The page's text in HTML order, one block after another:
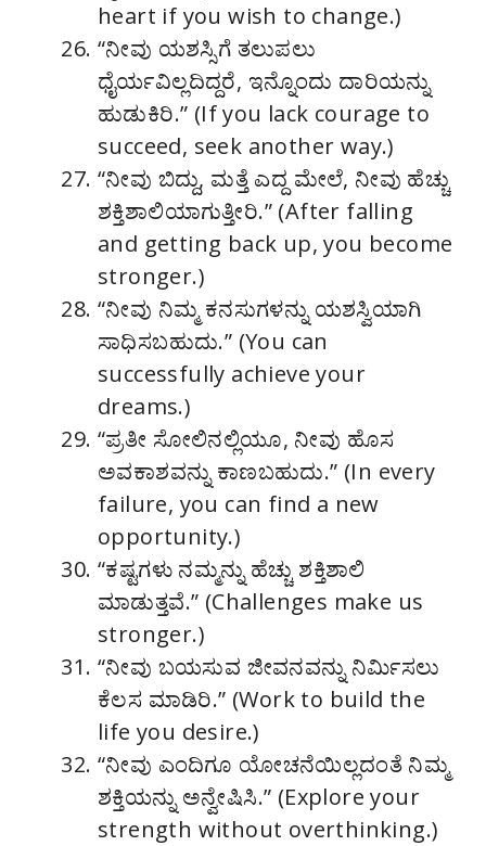
heart if you wish to change.)
“ನೀವು ಯಶಸ್ಸಿಗೆ ತಲುಪಲು
ಧೈರ್ಯವಿಲ್ಲದಿದ್ದರೆ, ಇನ್ನೊಂದು ದಾರಿಯನ್ನು
ಹುಡುಕಿರಿ.” (If you lack courage to
succeed, seek another way.)
“ನೀವು ಬಿದ್ದು, ಮತ್ತೆ ಎದ್ದ ಮೇಲೆ, ನೀವು ಹೆಚ್ಚು
ಶಕ್ತಿಶಾಲಿಯಾಗುತ್ತೀರಿ.” (After falling
and getting back up, you become
stronger.)
“ನೀವು ನಿಮ್ಮ ಕನಸುಗಳನ್ನು ಯಶಸ್ವಿಯಾಗಿ
ಸಾಧಿಸಬಹುದು.” (You can
successfully achieve your
dreams.)
“ಪ್ರತೀ ಸೋಲಿನಲ್ಲಿಯೂ, ನೀವು ಹೊಸ
ಅವಕಾಶವನ್ನು ಕಾಣಬಹುದು.” (In every
failure, you can find a new
opportunity.)
“ಕಷ್ಟಗಳು ನಮ್ಮನ್ನು ಹೆಚ್ಚು ಶಕ್ತಿಶಾಲಿ
ಮಾಡುತ್ತವೆ.” (Challenges make us
stronger.)
“ನೀವು ಬಯಸುವ ಜೀವನವನ್ನು ನಿರ್ಮಿಸಲು
ಕೆಲಸ ಮಾಡಿರಿ.” (Work to build the
life you desire.)
“ನೀವು ಎಂದಿಗೂ ಯೋಚನೆಯಿಲ್ಲದಂತೆ ನಿಮ್ಮ
ಶಕ್ತಿಯನ್ನು ಅನ್ವೇಷಿಸಿ.” (Explore your
strength without overthinking.)